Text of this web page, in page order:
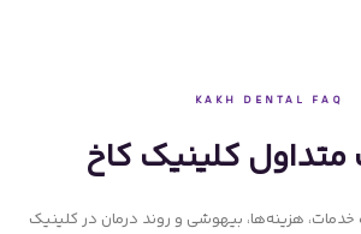
KAKH DENTAL FAQ
متداول کلینیک کاخ
خدمات، هزینه‌ها، بیهوشی و روند درمان در کلینیک